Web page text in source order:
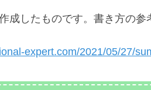
成したものです。書き方の参
expert.com/2021/05/27/